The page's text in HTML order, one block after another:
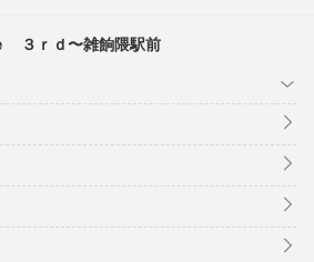
３ｒｄ〜雑餉隈駅前